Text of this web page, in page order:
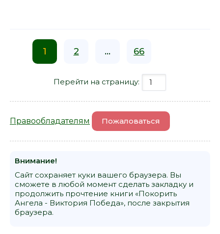
1 2 ... 66
Перейти на страницу:
Правообладателям Пожаловаться
Внимание!
Сайт сохраняет куки вашего браузера. Вы
сможете в любой момент сделать закладку и
продолжить прочтение книги «Покорить
Ангела - Виктория Победа», после закрытия
браузера.